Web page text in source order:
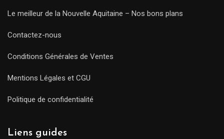
Le meilleur de la Nouvelle Aquitaine – Nos bons plans
Contactez-nous
Conditions Générales de Ventes
Mentions Légales et CGU
Politique de confidentialité
Liens guides